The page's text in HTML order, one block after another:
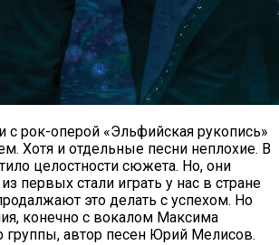
с рок-оперой «Эльфийская рукопись»
Хотя и отдельные песни неплохие. В
целостности сюжета. Но, они
первых стали играть у нас в стране
это делать с успехом. Но
конечно с вокалом Максима
группы, автор песен Юрий Мелисов.